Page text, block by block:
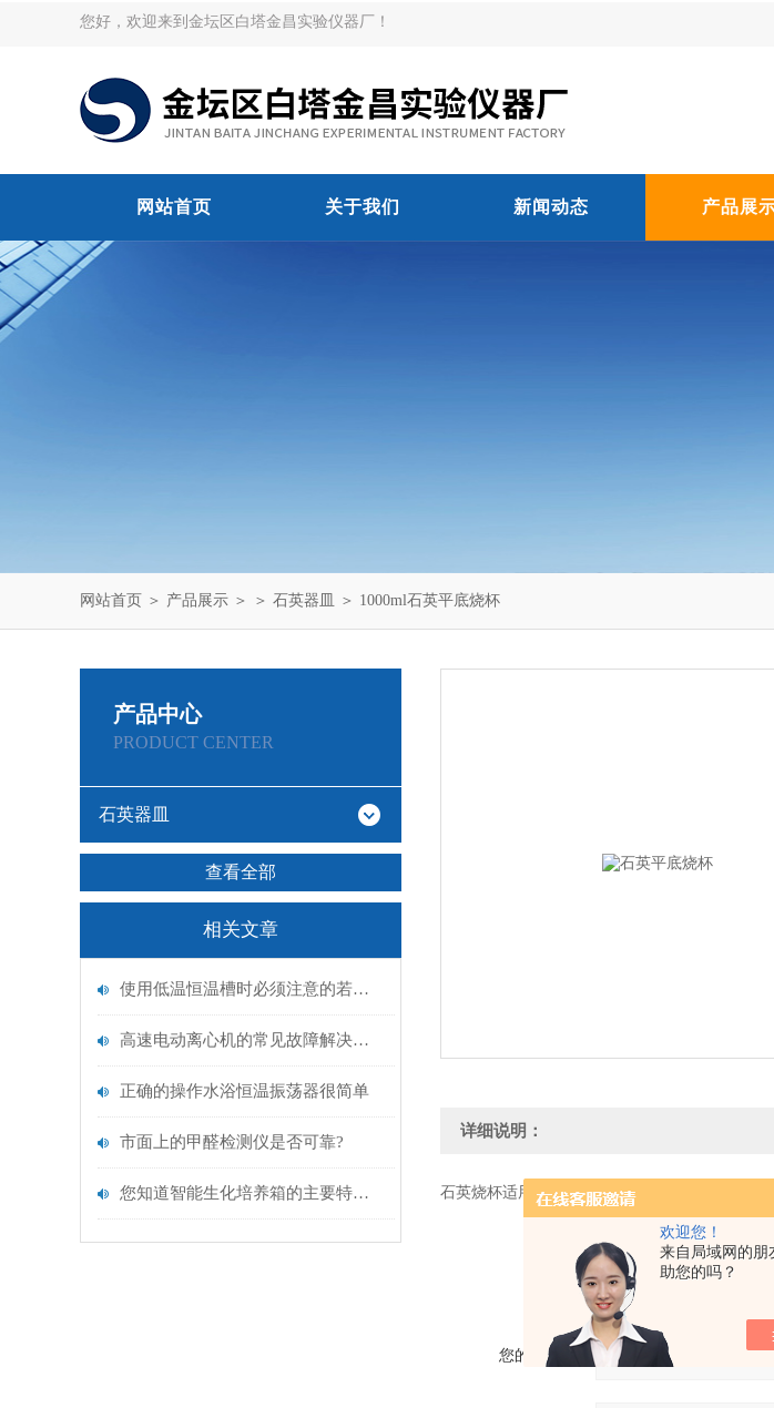
欢迎您！
来自局域网的朋
助您的吗？
您好，欢迎来到金坛区白塔金昌实验仪器厂！
网站首页 关于我们 新闻动态 产品展
网站首页 ＞ 产品展示 ＞ ＞ 石英器皿 ＞ 1000ml石英平底烧杯
产品中心
PRODUCT CENTER
石英器皿
查看全部
相关文章
使用低温恒温槽时必须注意的若干问题
高速电动离心机的常见故障解决方法及运行时注意事项介绍
正确的操作水浴恒温振荡器很简单
市面上的甲醛检测仪是否可靠?
您知道智能生化培养箱的主要特点有哪些吗？
详细说明：
石英烧杯适用于化工、石油、是化学实验与化学
您的单位：